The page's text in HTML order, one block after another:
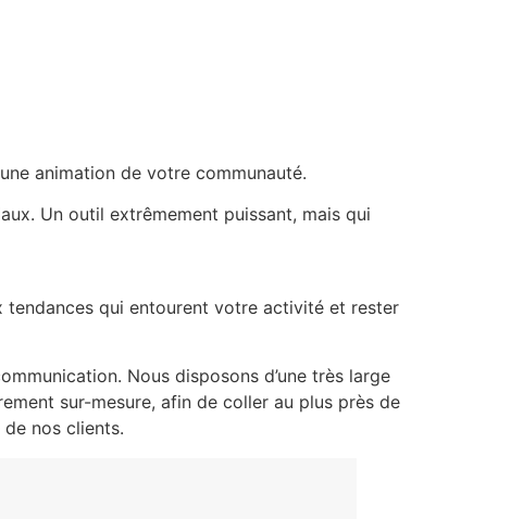
animation de votre communauté.
Un outil extrêmement puissant, mais qui
tendances qui entourent votre activité et rester
Nous disposons d’une très large
sur-mesure, afin de coller au plus près de
nos clients.